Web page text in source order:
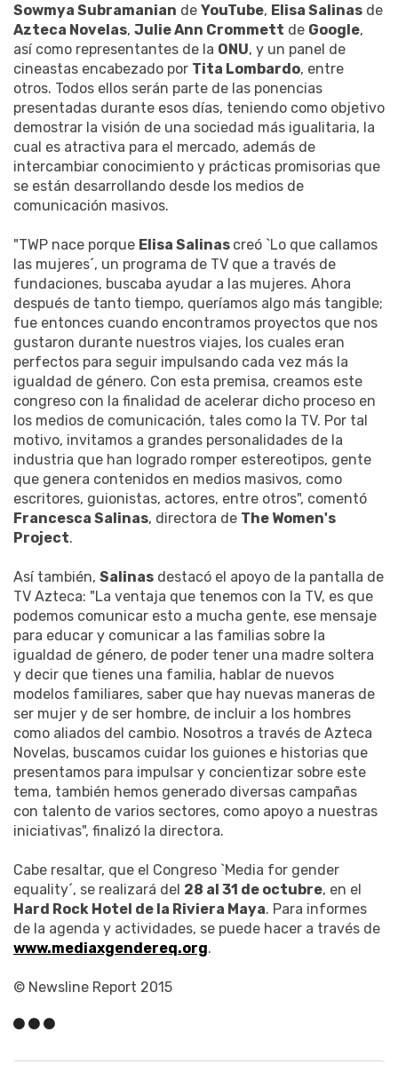
Sowmya Subramanian de YouTube, Elisa Salinas de
Azteca Novelas, Julie Ann Crommett de Google,
así como representantes de la ONU, y un panel de
cineastas encabezado por Tita Lombardo, entre
otros. Todos ellos serán parte de las ponencias
presentadas durante esos días, teniendo como objetivo
demostrar la visión de una sociedad más igualitaria, la
cual es atractiva para el mercado, además de
intercambiar conocimiento y prácticas promisorias que
se están desarrollando desde los medios de
comunicación masivos.
"TWP nace porque Elisa Salinas creó `Lo que callamos
las mujeres´, un programa de TV que a través de
fundaciones, buscaba ayudar a las mujeres. Ahora
después de tanto tiempo, queríamos algo más tangible;
fue entonces cuando encontramos proyectos que nos
gustaron durante nuestros viajes, los cuales eran
perfectos para seguir impulsando cada vez más la
igualdad de género. Con esta premisa, creamos este
congreso con la finalidad de acelerar dicho proceso en
los medios de comunicación, tales como la TV. Por tal
motivo, invitamos a grandes personalidades de la
industria que han logrado romper estereotipos, gente
que genera contenidos en medios masivos, como
escritores, guionistas, actores, entre otros", comentó
Francesca Salinas, directora de The Women's
Project.
Así también, Salinas destacó el apoyo de la pantalla de
TV Azteca: "La ventaja que tenemos con la TV, es que
podemos comunicar esto a mucha gente, ese mensaje
para educar y comunicar a las familias sobre la
igualdad de género, de poder tener una madre soltera
y decir que tienes una familia, hablar de nuevos
modelos familiares, saber que hay nuevas maneras de
ser mujer y de ser hombre, de incluir a los hombres
como aliados del cambio. Nosotros a través de Azteca
Novelas, buscamos cuidar los guiones e historias que
presentamos para impulsar y concientizar sobre este
tema, también hemos generado diversas campañas
con talento de varios sectores, como apoyo a nuestras
iniciativas", finalizó la directora.
Cabe resaltar, que el Congreso `Media for gender
equality´, se realizará del 28 al 31 de octubre, en el
Hard Rock Hotel de la Riviera Maya. Para informes
de la agenda y actividades, se puede hacer a través de
www.mediaxgendereq.org.
© Newsline Report 2015